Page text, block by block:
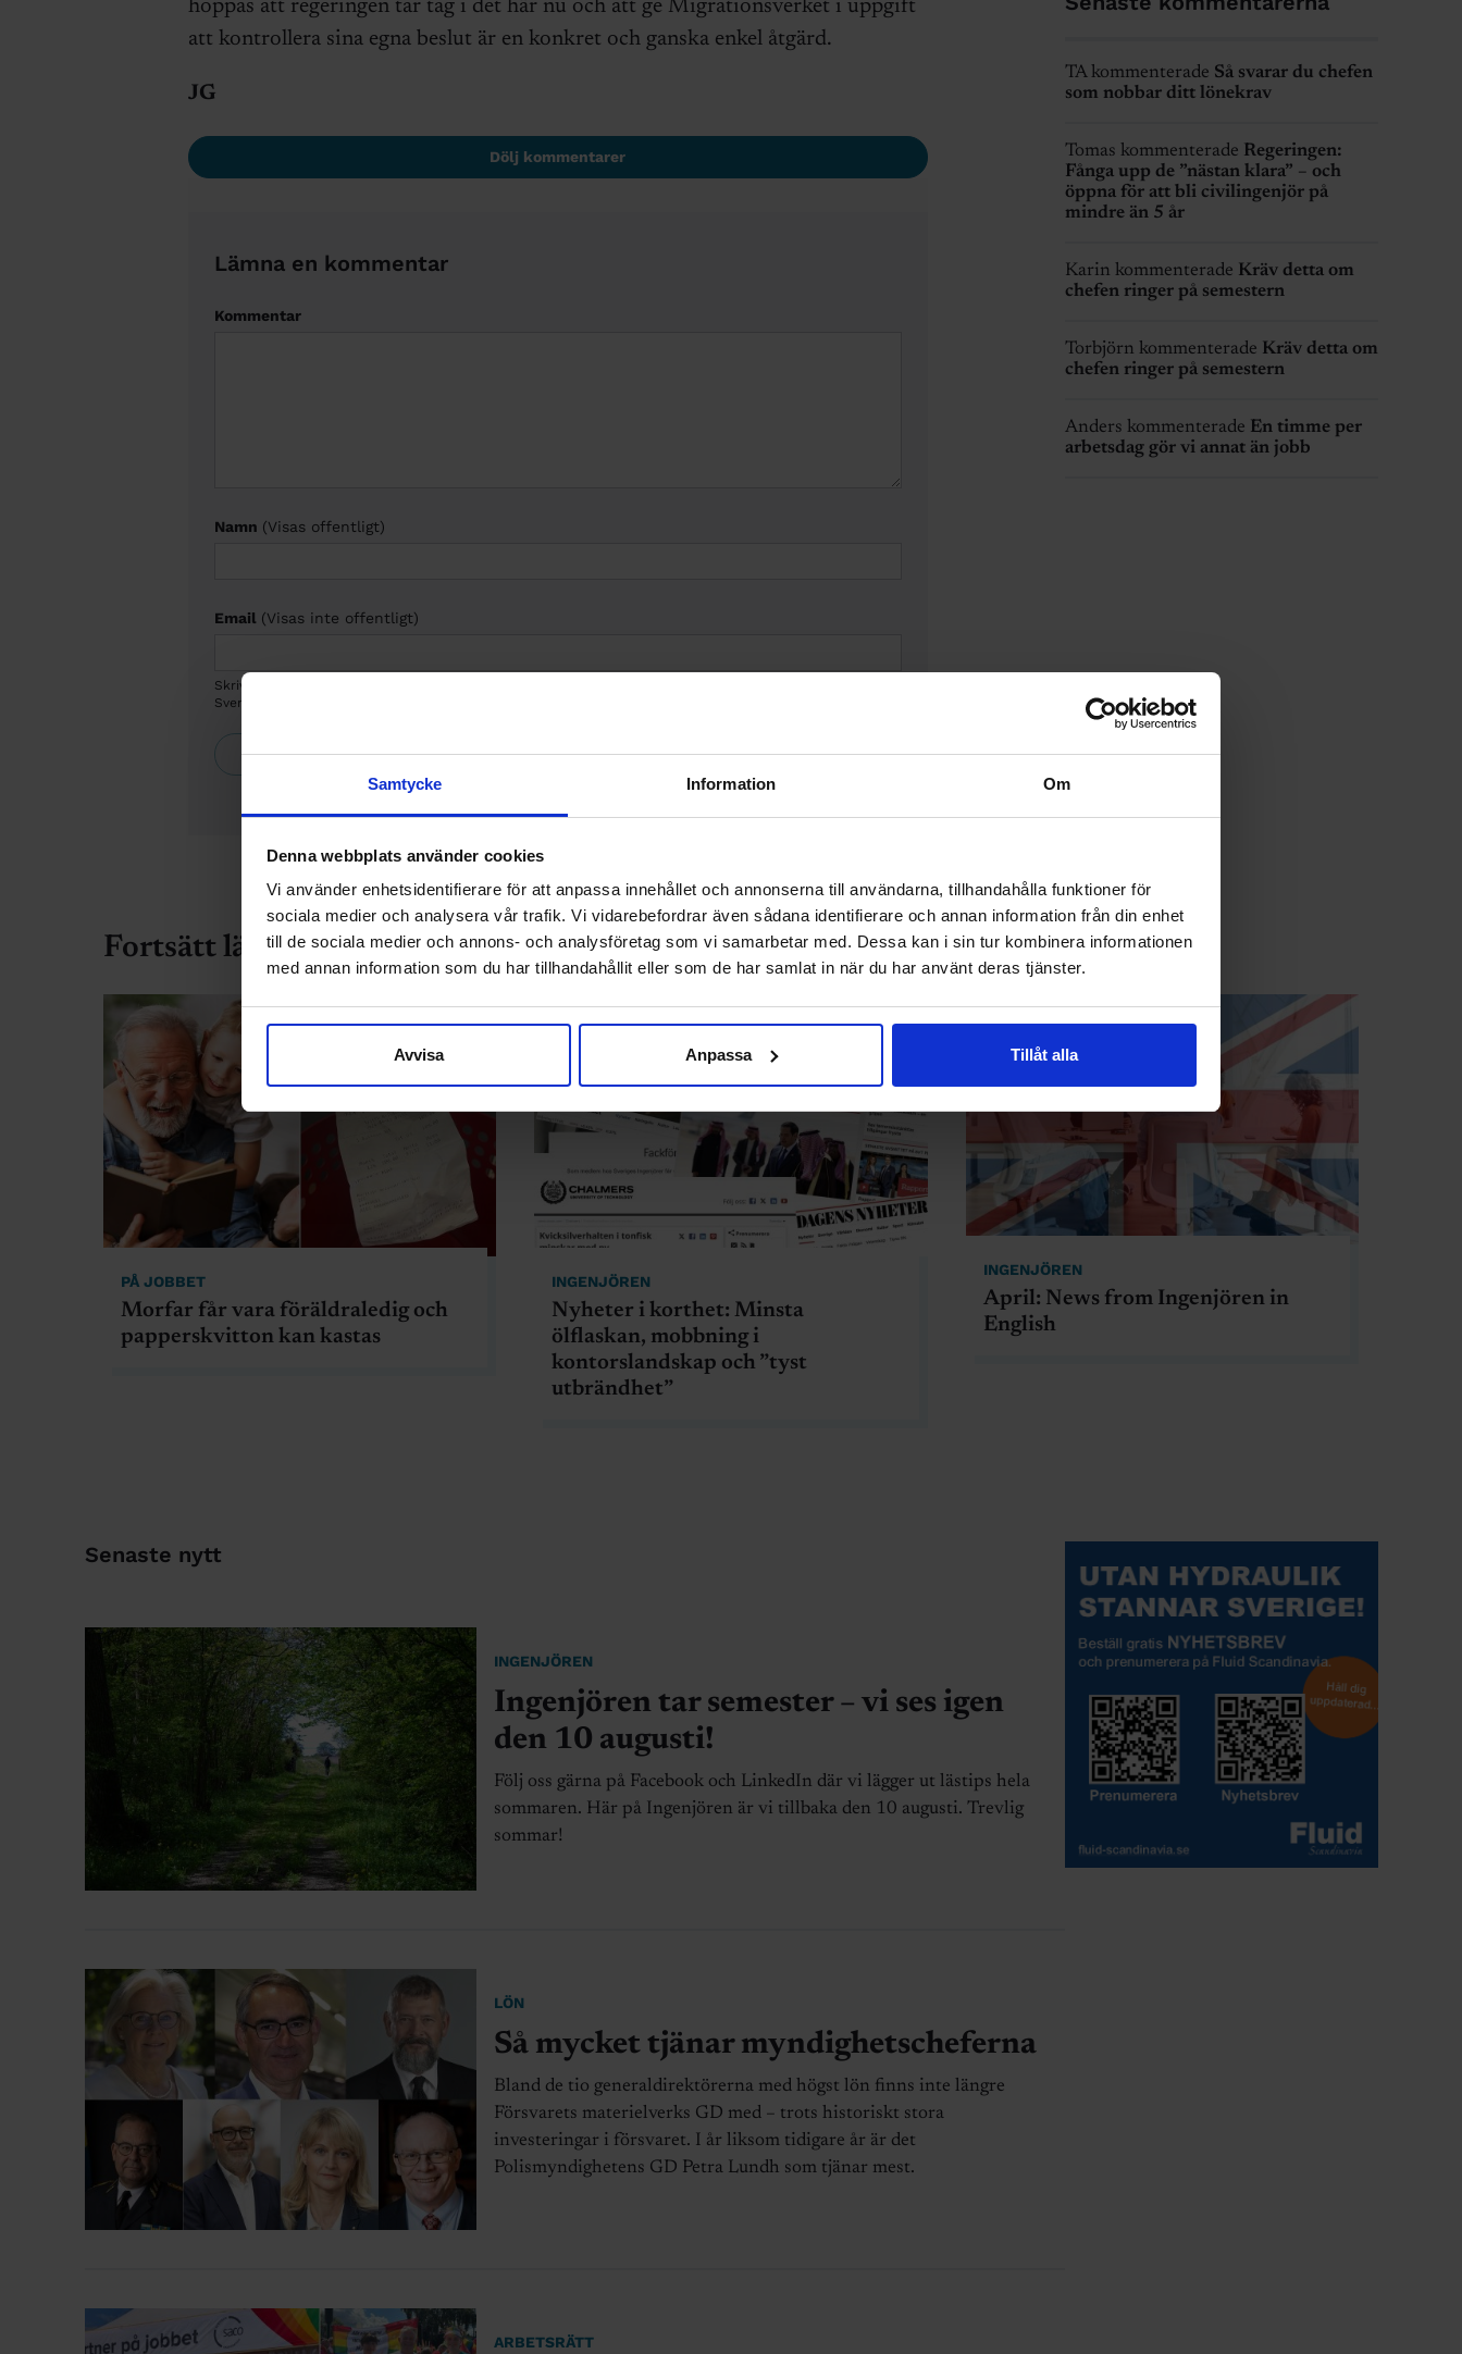
Samtycke Information Om
Denna webbplats använder cookies
Vi använder enhetsidentifierare för att anpassa innehållet och annonserna till användarna, tillhandahålla funktioner för
sociala medier och analysera vår trafik. Vi vidarebefordrar även sådana identifierare och annan information från din enhet
till de sociala medier och annons- och analysföretag som vi samarbetar med. Dessa kan i sin tur kombinera informationen
med annan information som du har tillhandahållit eller som de har samlat in när du har använt deras tjänster.
Avvisa Anpassa Tillåt alla
hoppas att regeringen tar tag i det här nu och att ge Migrationsverket i uppgift
att kontrollera sina egna beslut är en konkret och ganska enkel åtgärd.
JG
Dölj kommentarer
Lämna en kommentar
Kommentar
Namn (Visas offentligt)
Email (Visas inte offentligt)
Skriv en mejladress där vi kan nå dig. Om du är medlem, använd gärna den mejladress du har lämnat till
Sveriges Ingenjörer. Redaktionen förbehåller sig rätten att korta i kommentarer.
TA kommenterade Så svarar du chefen
som nobbar ditt lönekrav
Tomas kommenterade Regeringen:
Fånga upp de ”nästan klara” – och
öppna för att bli civilingenjör på
mindre än 5 år
Karin kommenterade Kräv detta om
chefen ringer på semestern
Torbjörn kommenterade Kräv detta om
chefen ringer på semestern
Anders kommenterade En timme per
arbetsdag gör vi annat än jobb
Fortsätt läsa
PÅ JOBBET
Morfar får vara föräldraledig och
papperskvitton kan kastas
INGENJÖREN
Nyheter i korthet: Minsta
ölflaskan, mobbning i
kontorslandskap och ”tyst
utbrändhet”
INGENJÖREN
April: News from Ingenjören in
English
Senaste nytt
INGENJÖREN
Ingenjören tar semester – vi ses igen
den 10 augusti!
Följ oss gärna på Facebook och LinkedIn där vi lägger ut lästips hela
sommaren. Här på Ingenjören är vi tillbaka den 10 augusti. Trevlig
sommar!
LÖN
Så mycket tjänar myndighetscheferna
Bland de tio generaldirektörerna med högst lön finns inte längre
Försvarets materielverks GD med – trots historiskt stora
investeringar i försvaret. I år liksom tidigare år är det
Polismyndighetens GD Petra Lundh som tjänar mest.
ARBETSRÄTT